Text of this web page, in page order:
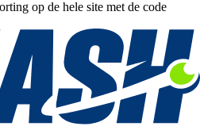
op de hele site met de code